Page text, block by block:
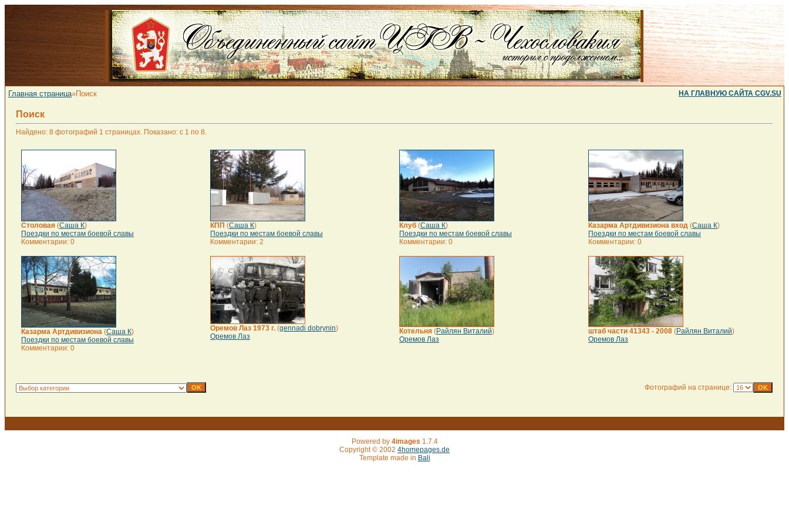
Главная страница»Поиск НА ГЛАВНУЮ САЙТА CGV.SU
Поиск
Найдено: 8 фотографий 1 страницах. Показано: с 1 по 8.
Столовая (Саша К)
Поездки по местам боевой славы
Комментарии: 0
КПП (Саша К)
Поездки по местам боевой славы
Комментарии: 2
Клуб (Саша К)
Поездки по местам боевой славы
Комментарии: 0
Казарма Артдивизиона вход (Саша К)
Поездки по местам боевой славы
Комментарии: 0
Казарма Артдивизиона (Саша К)
Поездки по местам боевой славы
Комментарии: 0
Оремов Лаз 1973 г. (gennadi dobrynin)
Оремов Лаз
Котельня (Райлян Виталий)
Оремов Лаз
штаб части 41343 - 2008 (Райлян Виталий)
Оремов Лаз
Фотографий на странице:
Powered by 4images 1.7.4
Copyright © 2002 4homepages.de
Template made in Bali